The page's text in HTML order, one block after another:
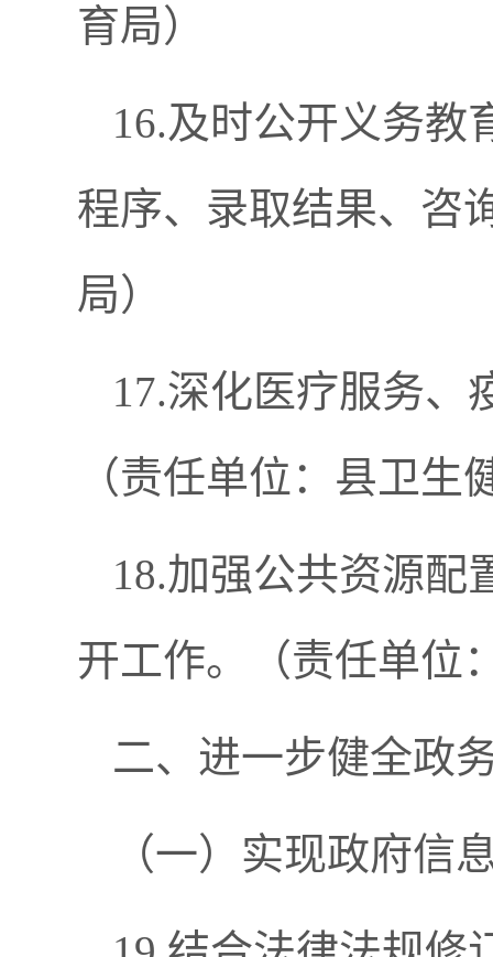
育局）
16.及时公开义务教
程序、录取结果、咨
局）
17.深化医疗服务、
（责任单位：县卫
18.加强公共资源配
开工作。（责任单位
二、进一步健全政
（一）实现政府信